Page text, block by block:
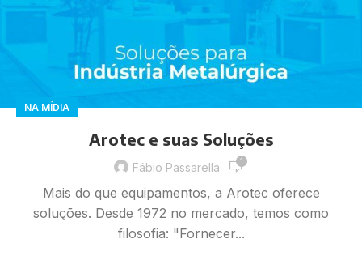
NA MÍDIA
Arotec e suas Soluções
Fábio Passarella 1
Mais do que equipamentos, a Arotec oferece
soluções. Desde 1972 no mercado, temos como
filosofia: "Fornecer...